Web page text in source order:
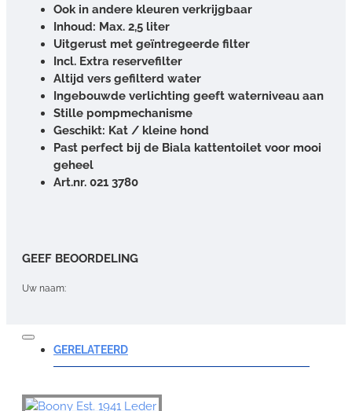
Ook in andere kleuren verkrijgbaar
Inhoud: Max. 2,5 liter
Uitgerust met geïntregeerde filter
Incl. Extra reservefilter
Altijd vers gefilterd water
Ingebouwde verlichting geeft waterniveau aan
Stille pompmechanisme
Geschikt: Kat / kleine hond
Past perfect bij de Biala kattentoilet voor mooi
geheel
Art.nr. 021 3780
GEEF BEOORDELING
Uw naam:
Opmerking:
GERELATEERD